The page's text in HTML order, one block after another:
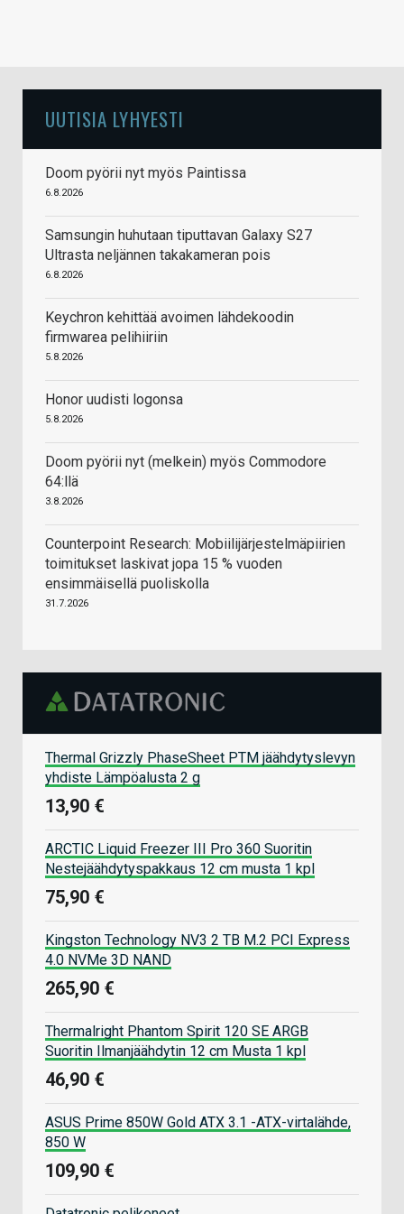
UUTISIA LYHYESTI
Doom pyörii nyt myös Paintissa
6.8.2026
Samsungin huhutaan tiputtavan Galaxy S27
Ultrasta neljännen takakameran pois
6.8.2026
Keychron kehittää avoimen lähdekoodin
firmwarea pelihiiriin
5.8.2026
Honor uudisti logonsa
5.8.2026
Doom pyörii nyt (melkein) myös Commodore
64:llä
3.8.2026
Counterpoint Research: Mobiilijärjestelmäpiirien
toimitukset laskivat jopa 15 % vuoden
ensimmäisellä puoliskolla
31.7.2026
Thermal Grizzly PhaseSheet PTM jäähdytyslevyn
yhdiste Lämpöalusta 2 g
13,90 €
ARCTIC Liquid Freezer III Pro 360 Suoritin
Nestejäähdytyspakkaus 12 cm musta 1 kpl
75,90 €
Kingston Technology NV3 2 TB M.2 PCI Express
4.0 NVMe 3D NAND
265,90 €
Thermalright Phantom Spirit 120 SE ARGB
Suoritin Ilmanjäähdytin 12 cm Musta 1 kpl
46,90 €
ASUS Prime 850W Gold ATX 3.1 -ATX-virtalähde,
850 W
109,90 €